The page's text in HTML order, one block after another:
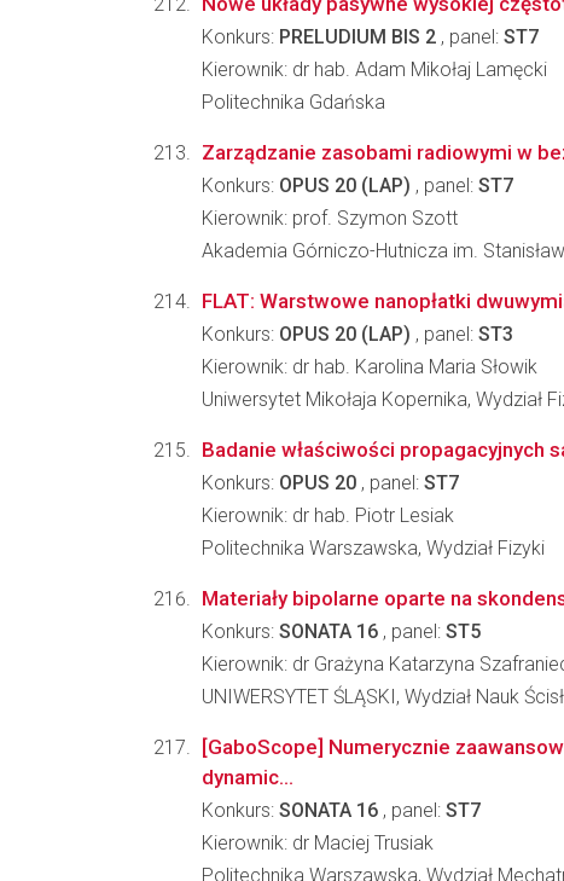
Konkurs: PRELUDIUM BIS 2 , panel: ST7
Kierownik: dr hab. Adam Mikołaj Lamęcki
Politechnika Gdańska
Zarządzanie zasobami radiowymi w
Konkurs: OPUS 20 (LAP) , panel: ST7
Kierownik: prof. Szymon Szott
Akademia Górniczo-Hutnicza im.
FLAT: Warstwowe nanopłatki
Konkurs: OPUS 20 (LAP) , panel: ST3
Kierownik: dr hab. Karolina Maria Słowik
Uniwersytet Mikołaja Kopernika, Wydział
Badanie właściwości propagacyjnych
Konkurs: OPUS 20 , panel: ST7
Kierownik: dr hab. Piotr Lesiak
Politechnika Warszawska, Wydział Fizyki
Materiały bipolarne oparte na
Konkurs: SONATA 16 , panel: ST5
Kierownik: dr Grażyna Katarzyna
UNIWERSYTET ŚLĄSKI, Wydział Nauk
[GaboScope] Numerycznie
dynamic...
Konkurs: SONATA 16 , panel: ST7
Kierownik: dr Maciej Trusiak
Politechnika Warszawska, Wydział